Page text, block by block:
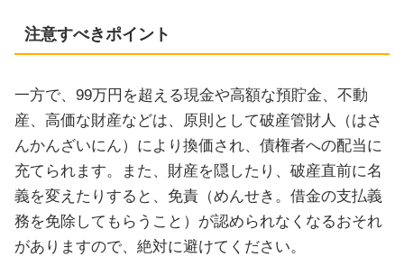
注意すべきポイント
一方で、99万円を超える現金や高額な預貯金、不動
産、高価な財産などは、原則として破産管財人（はさ
んかんざいにん）により換価され、債権者への配当に
充てられます。また、財産を隠したり、破産直前に名
義を変えたりすると、免責（めんせき。借金の支払義
務を免除してもらうこと）が認められなくなるおそれ
がありますので、絶対に避けてください。